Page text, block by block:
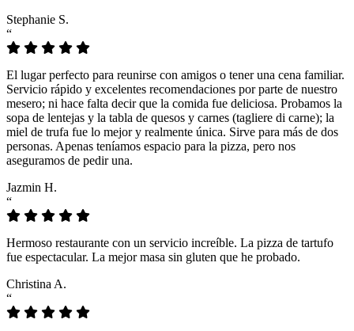
Stephanie S.
“
El lugar perfecto para reunirse con amigos o tener una cena familiar.
Servicio rápido y excelentes recomendaciones por parte de nuestro
mesero; ni hace falta decir que la comida fue deliciosa. Probamos la
sopa de lentejas y la tabla de quesos y carnes (tagliere di carne); la
miel de trufa fue lo mejor y realmente única. Sirve para más de dos
personas. Apenas teníamos espacio para la pizza, pero nos
aseguramos de pedir una.
Jazmin H.
“
Hermoso restaurante con un servicio increíble. La pizza de tartufo
fue espectacular. La mejor masa sin gluten que he probado.
Christina A.
“